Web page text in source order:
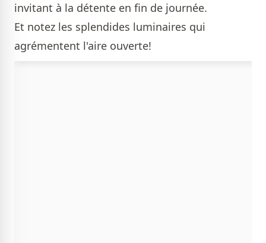
invitant à la détente en fin de journée.
Et notez les splendides luminaires qui
agrémentent l'aire ouverte!